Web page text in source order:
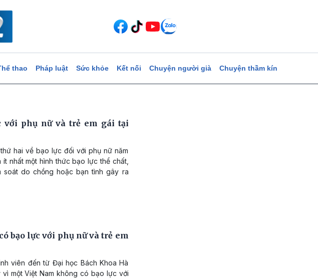
thao Pháp luật Sức khỏe Kết nối Chuyện người già Chuyện thầm kín
với phụ nữ và trẻ em gái tại
hai về bạo lực đối với phụ nữ năm
nhất một hình thức bạo lực thể chất,
soát do chồng hoặc bạn tình gây ra
bạo lực với phụ nữ và trẻ em
viên đến từ Đại học Bách Khoa Hà
một Việt Nam không có bạo lực với